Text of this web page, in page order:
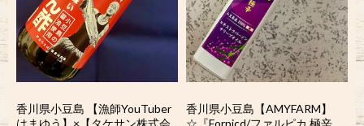
香川県小豆島 【漁師YouTuber
香川県小豆島【AMYFARM】